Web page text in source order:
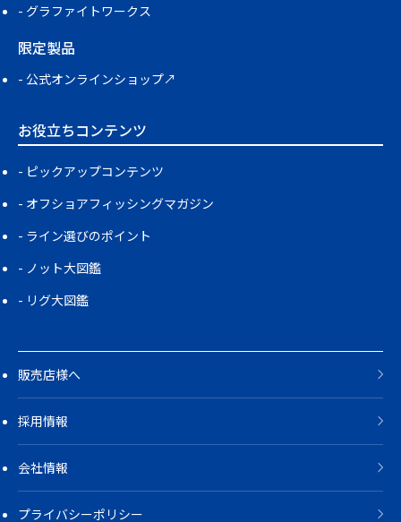
グラファイトワークス
限定製品
公式オンラインショップ↗
お役立ちコンテンツ
ピックアップコンテンツ
オフショアフィッシングマガジン
ライン選びのポイント
ノット大図鑑
リグ大図鑑
販売店様へ
採用情報
会社情報
プライバシーポリシー